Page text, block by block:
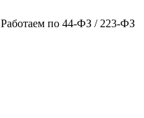
Работаем по 44-ФЗ / 223-ФЗ